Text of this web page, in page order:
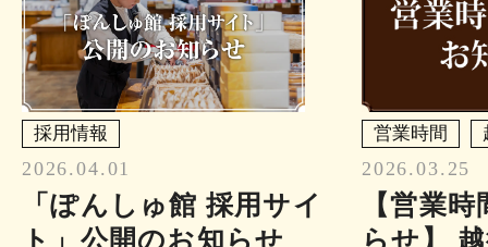
採用情報
2026.04.01
「ぽんしゅ館 採用サイ
ト」公開のお知らせ
営業時間
2026.03.25
【営業
らせ】